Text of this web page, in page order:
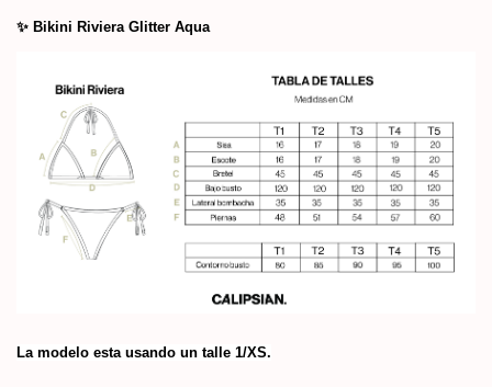
✨ Bikini Riviera Glitter Aqua
La modelo esta usando un talle 1/XS.